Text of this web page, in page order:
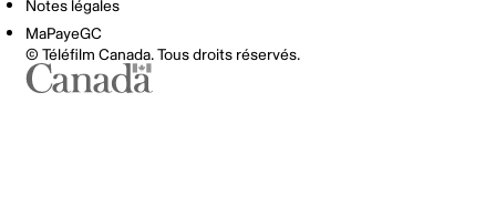
Notes légales
MaPayeGC
© Téléfilm Canada. Tous droits réservés.